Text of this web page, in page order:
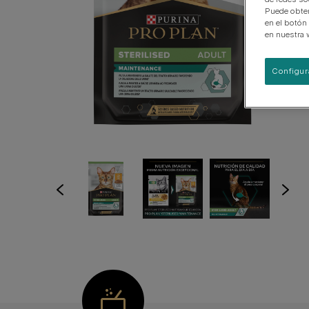
Ver nuestra gama de productos para perros
Puede
en el botón
en nuestra